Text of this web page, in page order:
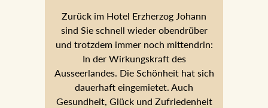
Zurück im Hotel Erzherzog Johann
sind Sie schnell wieder obendrüber
und trotzdem immer noch mittendrin:
In der Wirkungskraft des
Ausseerlandes. Die Schönheit hat sich
dauerhaft eingemietet. Auch
Gesundheit, Glück und Zufriedenheit